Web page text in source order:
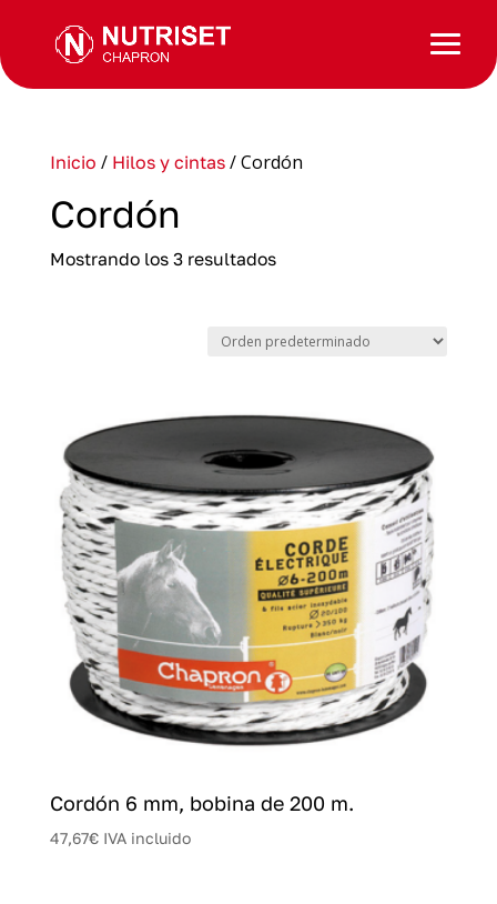
Inicio / Hilos y cintas/ Cordón
Cordón
Mostrando los 3 resultados
Cordón 6 mm, bobina de 200 m.
47,67€ IVA incluido